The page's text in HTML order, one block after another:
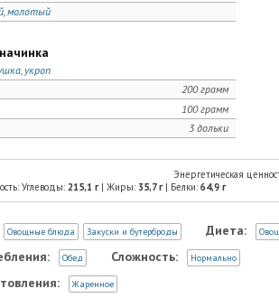
молотый
укроп
200 грамм
100 грамм
3 дольки
Энергетическая
Углеводы: 215,1 г| Жиры: 35,7г| Белки: 64,9 г
Овощные блюда Закуски и бутерброды Диета:
Обед Сложность: Нормально
Жаренное